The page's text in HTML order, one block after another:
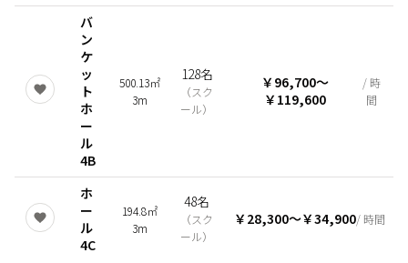
バ
ン
ケ
ッ
ト
ホ
ー
ル
4B
500.13㎡
3m
128名
（スク
ール）
￥96,700〜
￥119,600
/ 時
間
ホ
ー
ル
4C
194.8㎡
3m
48名
（スク
ール）
￥28,300〜￥34,900/ 時間